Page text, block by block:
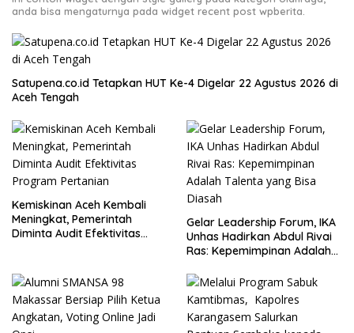
anda bisa mengaturnya pada widget recent post wpberita.
Satupena.co.id Tetapkan HUT Ke-4 Digelar 22 Agustus 2026 di
Aceh Tengah
Kemiskinan Aceh Kembali
Meningkat, Pemerintah
Diminta Audit Efektivitas
Gelar Leadership Forum, IKA
Unhas Hadirkan Abdul Rivai
Ras: Kepemimpinan Adalah